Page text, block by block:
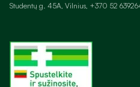
Studentų g. 45A, Vilnius, +370 52